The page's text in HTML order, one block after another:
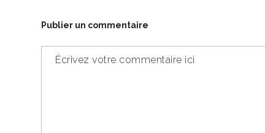
Publier un commentaire